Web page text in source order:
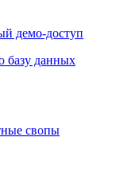
демо-доступ
базу данных
свопы